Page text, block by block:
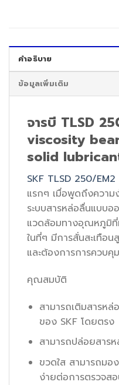
คำอธิบาย
ข้อมูลเพิ่มเติม
จารบี TLSD
viscosity
solid
SKF TLSD 250/EM2
แรกๆ เมื่อพูดถึงความ
ระบบสารหล่อลื่นแบบอ
แวดล้อมทางอุณหภูมิที่
ในที่ๆ มีการสั่นสะเทือ
และต้องการการควบคุ
คุณสมบัติ
สามารถเติมสารหล่
ของ SKF โดยตรง
สามารถปล่อยสาร
ขวดใส สามารถมอ
ง่ายต่อการตรวจส